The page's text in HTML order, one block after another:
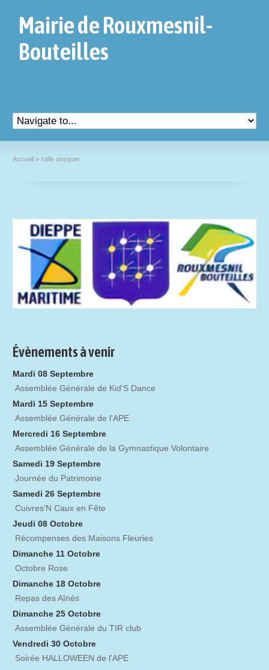
Mairie de Rouxmesnil-
Bouteilles
Accueil » salle ansquer
Évènements à venir
Mardi 08 Septembre
Assemblée Générale de Kid'S Dance
Mardi 15 Septembre
Assemblée Générale de l'APE
Mercredi 16 Septembre
Assemblée Générale de la Gymnastique Volontaire
Samedi 19 Septembre
Journée du Patrimoine
Samedi 26 Septembre
Cuivres'N Caux en Fête
Jeudi 08 Octobre
Récompenses des Maisons Fleuries
Dimanche 11 Octobre
Octobre Rose
Dimanche 18 Octobre
Repas des Aînés
Dimanche 25 Octobre
Assemblée Générale du TIR club
Vendredi 30 Octobre
Soirée HALLOWEEN de l'APE